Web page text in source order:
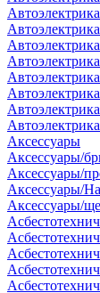
Аксессуары
Аксессуары/
Аксессуары/
Аксессуары/
Аксессуары/